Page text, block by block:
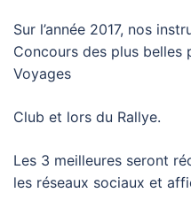
Sur l’année 2017, nos
Concours des plus belles
Voyages
Club et lors du Rallye.
Les 3 meilleures seront
les réseaux sociaux et